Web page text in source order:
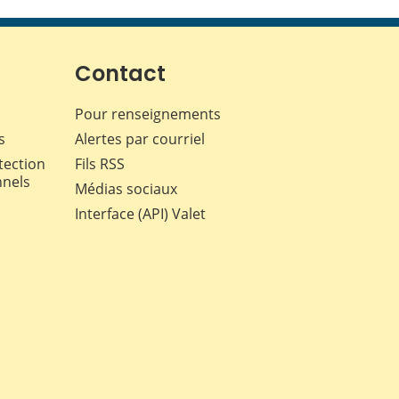
page
Facebook
page page page
Contact
Pour renseignements
Alertes par courriel
Fils RSS
Médias sociaux
Interface (API) Valet